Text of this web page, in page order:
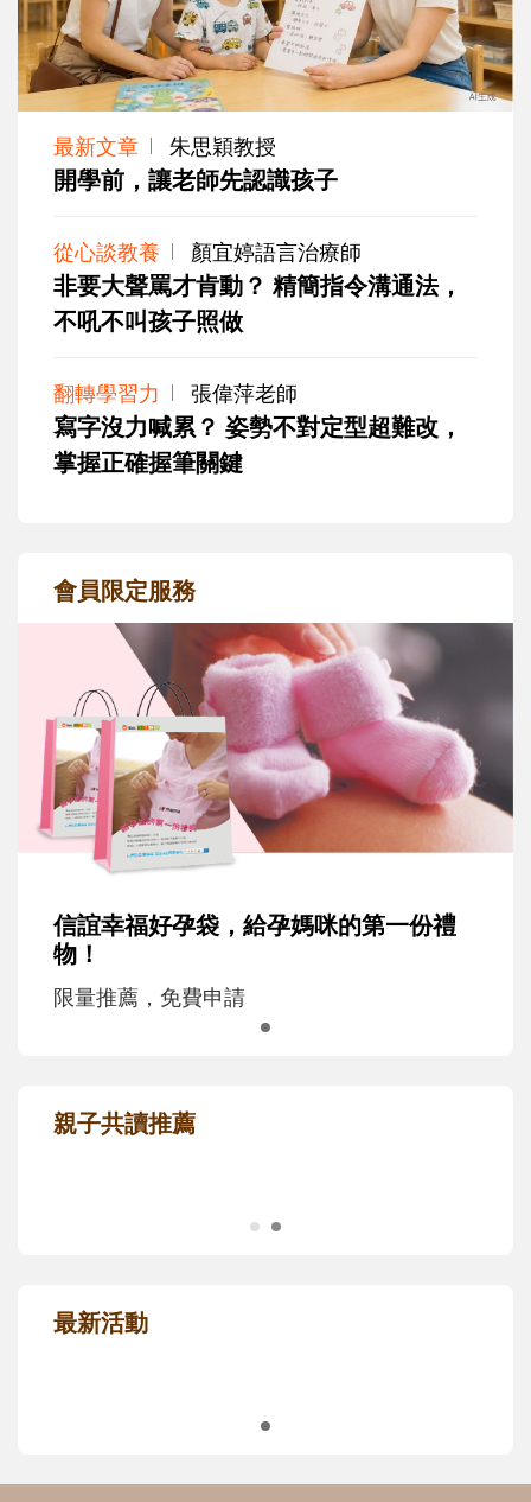
最新文章 朱思穎教授
開學前，讓老師先認識孩子
從心談教養 顏宜婷語言治療師
非要大聲罵才肯動？ 精簡指令溝通法，
不吼不叫孩子照做
翻轉學習力 張偉萍老師
寫字沒力喊累？ 姿勢不對定型超難改，
掌握正確握筆關鍵
會員限定服務
信誼幸福好孕袋，給孕媽咪的第一份禮
物！
限量推薦，免費申請
親子共讀推薦
最新活動